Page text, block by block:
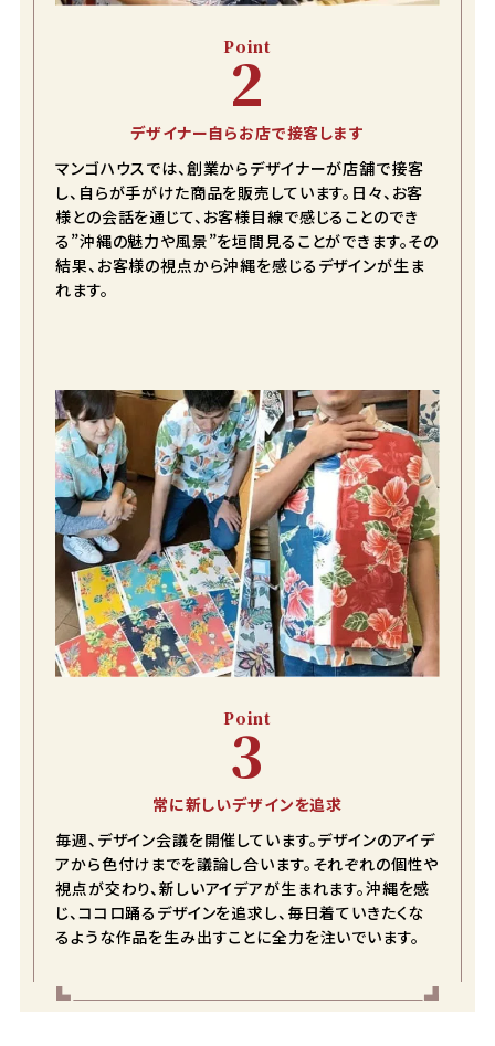
Point
2
デザイナー自らお店で接客します
マンゴハウスでは、創業からデザイナーが店舗で接客
し、自らが手がけた商品を販売しています。日々、お客
様との会話を通じて、お客様目線で感じることのでき
る”沖縄の魅力や風景”を垣間見ることができます。その
結果、お客様の視点から沖縄を感じるデザインが生ま
れます。
Point
3
常に新しいデザインを追求
毎週、デザイン会議を開催しています。デザインのアイデ
アから色付けまでを議論し合います。それぞれの個性や
視点が交わり、新しいアイデアが生まれます。沖縄を感
じ、ココロ踊るデザインを追求し、毎日着ていきたくな
るような作品を生み出すことに全力を注いでいます。